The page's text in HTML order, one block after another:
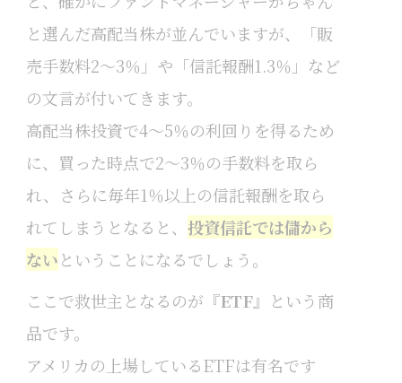
と選んだ高配当株が並んでいますが、「販
売手数料2～3％」や「信託報酬1.3％」など
の文言が付いてきます。
高配当株投資で4～5％の利回りを得るため
に、買った時点で2～3％の手数料を取ら
れ、さらに毎年1％以上の信託報酬を取ら
れてしまうとなると、 投資信託では儲から
ないということになるでしょう。
ここで救世主となるのが『ETF』という商
品です。
アメリカの上場しているETFは有名です